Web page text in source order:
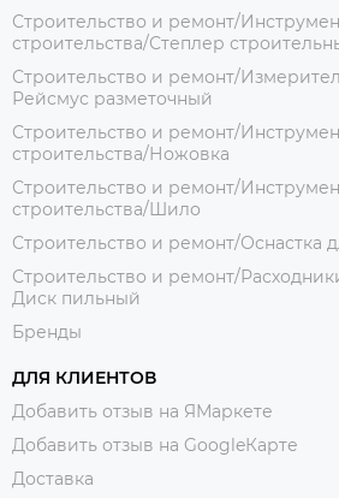
Строительство и ремонт/
строительства/Степлер
Строительство и ремонт/
Рейсмус разметочный
Строительство и ремонт/
строительства/Ножовка
Строительство и ремонт/
строительства/Шило
Строительство и ремонт/Оснастка
Строительство и ремонт/
Диск пильный
Бренды
ДЛЯ КЛИЕНТОВ
Добавить отзыв на ЯМаркете
Добавить отзыв на GoogleКарте
Доставка